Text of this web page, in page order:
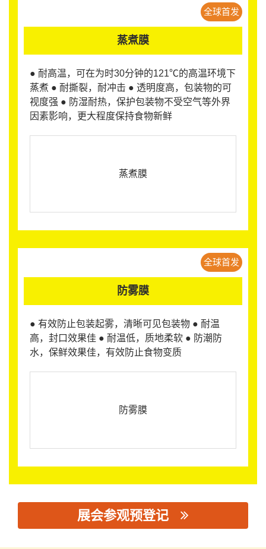
全球首发
蒸煮膜
● 耐高温，可在为时30分钟的121℃的高温环境下
蒸煮 ● 耐撕裂，耐冲击 ● 透明度高，包装物的可
视度强 ● 防湿耐热，保护包装物不受空气等外界
因素影响，更大程度保持食物新鲜
蒸煮膜
全球首发
防雾膜
● 有效防止包装起雾，清晰可见包装物 ● 耐温
高，封口效果佳 ● 耐温低，质地柔软 ● 防潮防
水，保鲜效果佳，有效防止食物变质
防雾膜
展会参观预登记